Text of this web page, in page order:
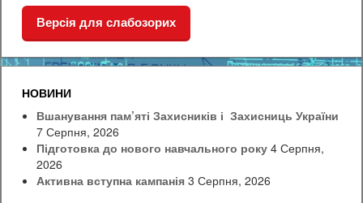
Версія для слабозорих
НОВИНИ
Вшанування пам’яті Захисників і Захисниць України
7 Серпня, 2026
Підготовка до нового навчального року 4 Серпня,
2026
Активна вступна кампанія 3 Серпня, 2026